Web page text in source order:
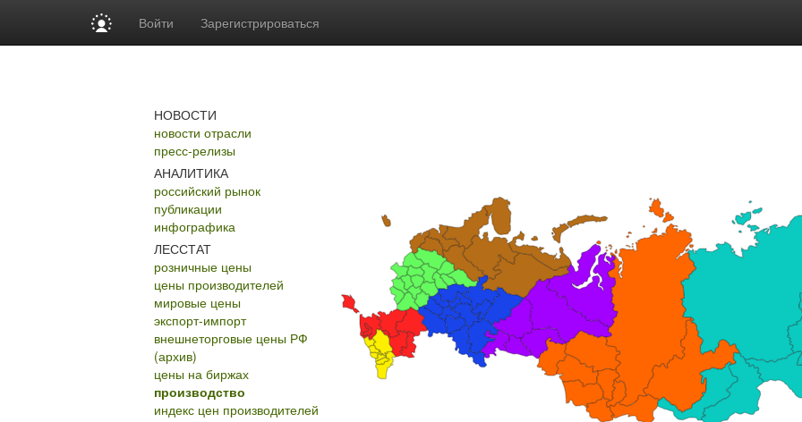
Войти Зарегистрироваться
НОВОСТИ
новости отрасли
пресс-релизы
АНАЛИТИКА
российский рынок
публикации
инфографика
ЛЕССТАТ
розничные цены
цены производителей
мировые цены
экспорт-импорт
внешнеторговые цены РФ
(архив)
цены на биржах
производство
индекс цен производителей